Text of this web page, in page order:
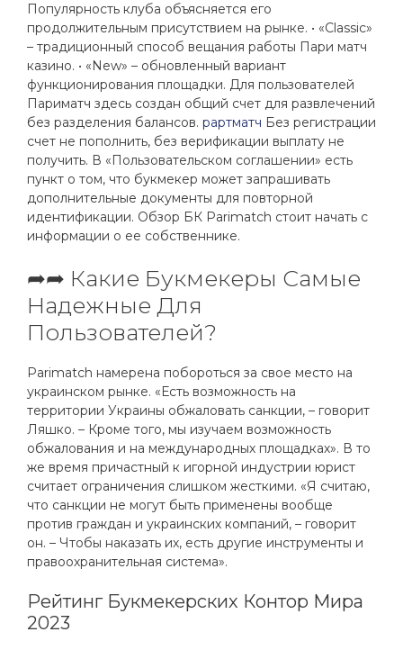
Популярность клуба объясняется его
продолжительным присутствием на рынке. • «Classic»
– традиционный способ вещания работы Пари матч
казино. • «New» – обновленный вариант
функционирования площадки. Для пользователей
Париматч здесь создан общий счет для развлечений
без разделения балансов. рартматч Без регистрации
счет не пополнить, без верификации выплату не
получить. В «Пользовательском соглашении» есть
пункт о том, что букмекер может запрашивать
дополнительные документы для повторной
идентификации. Обзор БК Parimatch стоит начать с
информации о ее собственнике.
➦➦ Какие Букмекеры Самые
Надежные Для
Пользователей?
Parimatch намерена побороться за свое место на
украинском рынке. «Есть возможность на
территории Украины обжаловать санкции, – говорит
Ляшко. – Кроме того, мы изучаем возможность
обжалования и на международных площадках». В то
же время причастный к игорной индустрии юрист
считает ограничения слишком жесткими. «Я считаю,
что санкции не могут быть применены вообще
против граждан и украинских компаний, – говорит
он. – Чтобы наказать их, есть другие инструменты и
правоохранительная система».
Рейтинг Букмекерских Контор Мира
2023